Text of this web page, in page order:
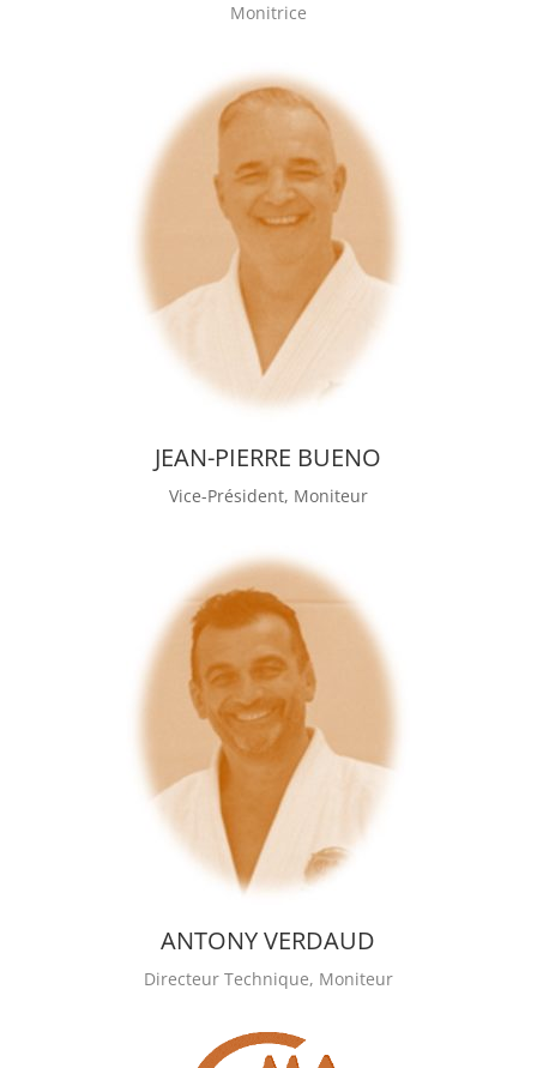
Monitrice
JEAN-PIERRE BUENO
Vice-Président, Moniteur
ANTONY VERDAUD
Directeur Technique, Moniteur